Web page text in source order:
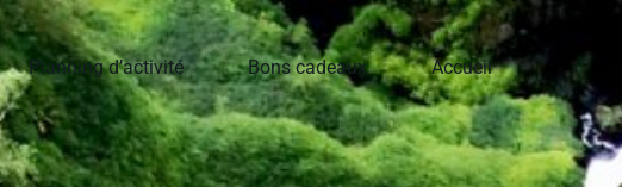
Planning d’activité Bons cadeaux Accueil